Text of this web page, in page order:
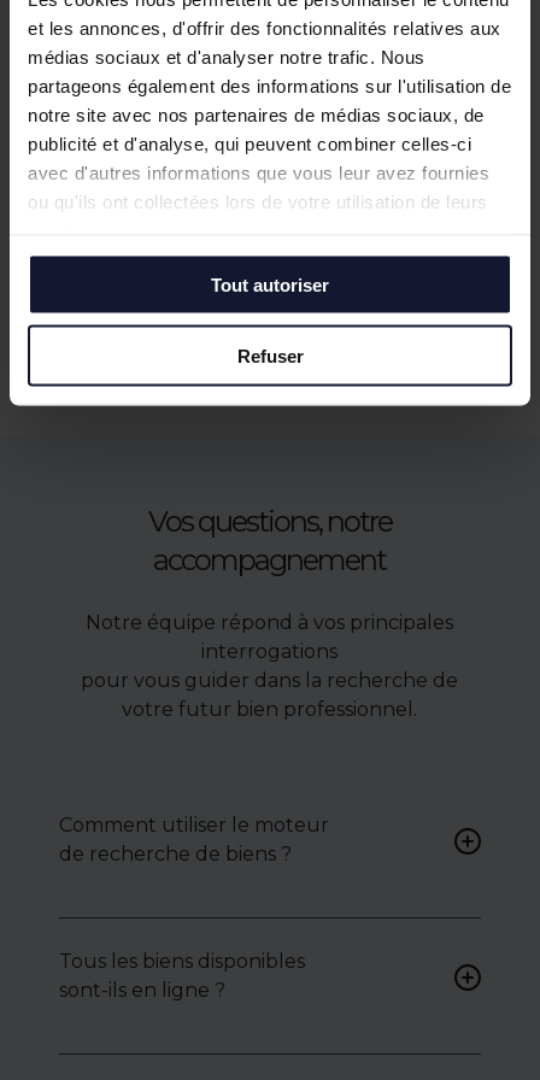
et les annonces, d'offrir des fonctionnalités relatives aux
médias sociaux et d'analyser notre trafic. Nous
partageons également des informations sur l'utilisation de
notre site avec nos partenaires de médias sociaux, de
publicité et d'analyse, qui peuvent combiner celles-ci
avec d'autres informations que vous leur avez fournies
ou qu'ils ont collectées lors de votre utilisation de leurs
Tout autoriser
Refuser
LILLE
Location
1 287 m² (divisibles)
Vos questions, notre
accompagnement
Notre équipe répond à vos principales
interrogations
pour vous guider dans la recherche de
votre futur bien professionnel.
Comment utiliser le moteur
de recherche de biens ?
pour accéder à une liste de
biens ciblés.
Tous les biens disponibles
sont-ils en ligne ?